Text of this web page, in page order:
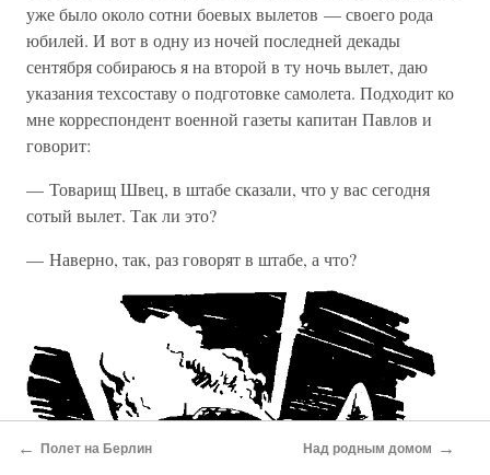
уже было около сотни боевых вылетов — своего рода
юбилей. И вот в одну из ночей последней декады
сентября собираюсь я на второй в ту ночь вылет, даю
указания техсоставу о подготовке самолета. Подходит ко
мне корреспондент военной газеты капитан Павлов и
говорит:
— Товарищ Швец, в штабе сказали, что у вас сегодня
сотый вылет. Так ли это?
— Наверно, так, раз говорят в штабе, а что?
← Полет на Берлин Над родным домом →